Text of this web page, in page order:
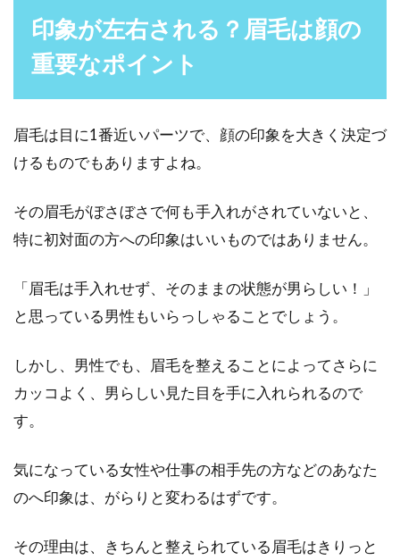
り、時間の空いたときに自分好みの家具や雑貨
脂性肌で顔がべたつく！スキンケア
の改善でイケてるメンズに
オイリー肌とも呼ばれる脂性肌は、多くの男性
は、テカりやニ...
顎が小さいと二重顎になりやす
い？！二重顎になる原因とは？
ついた脂肪です。「最近太ったかな？」と思っ
ているうちに...
印象が左右される？眉毛は顔の
重要なポイント
眉毛は目に1番近いパーツで、顔の印象を大きく決定づ
けるものでもありますよね。
その眉毛がぼさぼさで何も手入れがされていないと、
特に初対面の方への印象はいいものではありません。
「眉毛は手入れせず、そのままの状態が男らしい！」
と思っている男性もいらっしゃることでしょう。
しかし、男性でも、眉毛を整えることによってさらに
カッコよく、男らしい見た目を手に入れられるので
す。
気になっている女性や仕事の相手先の方などのあなた
のへ印象は、がらりと変わるはずです。
その理由は、きちんと整えられている眉毛はきりっと